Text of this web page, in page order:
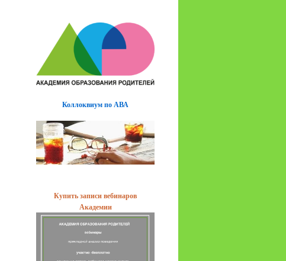
Коллоквиум по АВА
Купить записи вебинаров
Академии